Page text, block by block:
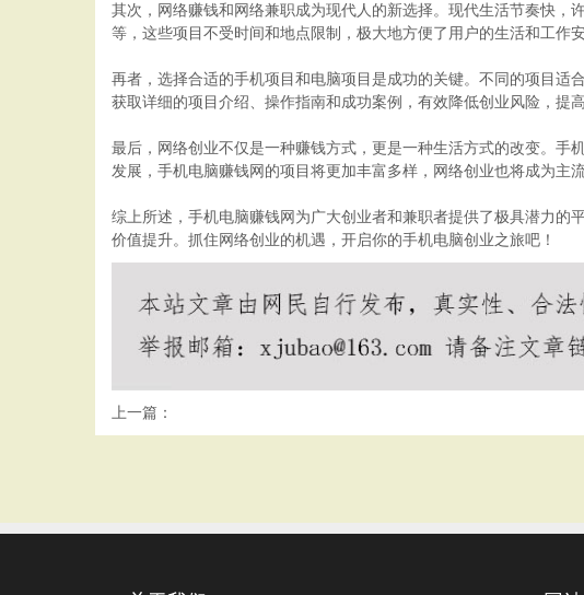
其次，网络赚钱和网络兼职成为现代人的新选择。现代生活节奏快
等，这些项目不受时间和地点限制，极大地方便了用户的生活和工作
再者，选择合适的手机项目和电脑项目是成功的关键。不同的项目适
获取详细的项目介绍、操作指南和成功案例，有效降低创业风险，提
最后，网络创业不仅是一种赚钱方式，更是一种生活方式的改变。
发展，手机电脑赚钱网的项目将更加丰富多样，网络创业也将成为主流
综上所述，手机电脑赚钱网为广大创业者和兼职者提供了极具潜力的
价值提升。抓住网络创业的机遇，开启你的手机电脑创业之旅吧！
上一篇：